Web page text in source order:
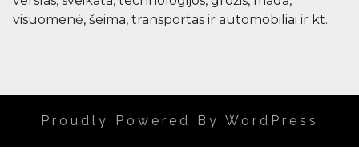
visuomenė, šeima, transportas ir automobiliai ir kt.
Proudly Powered By WordPress